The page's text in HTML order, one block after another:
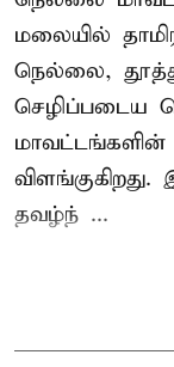
மலையில்
நெல்லை,
செழிப்படைய
மாவட்டங்களின்
தவழ்ந் ...